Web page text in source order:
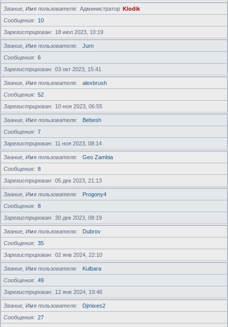
Звание, Имя пользователя Администратор Klodik
Сообщения
10
Зарегистрирован
18 июл 2023, 10:19
Звание, Имя пользователя
Jurn
Сообщения
6
Зарегистрирован
03 окт 2023, 15:41
Звание, Имя пользователя
alexbrush
Сообщения
52
Зарегистрирован
10 ноя 2023, 06:55
Звание, Имя пользователя
Bebesh
Сообщения
7
Зарегистрирован
11 ноя 2023, 08:14
Звание, Имя пользователя
Geo Zambia
Сообщения
8
Зарегистрирован
05 дек 2023, 21:13
Звание, Имя пользователя
Progony4
Сообщения
8
Зарегистрирован
30 дек 2023, 08:19
Звание, Имя пользователя
Dubrov
Сообщения
35
Зарегистрирован
02 янв 2024, 22:10
Звание, Имя пользователя
Kulbara
Сообщения
49
Зарегистрирован
12 янв 2024, 19:46
Звание, Имя пользователя
Djmixes2
Сообщения
27